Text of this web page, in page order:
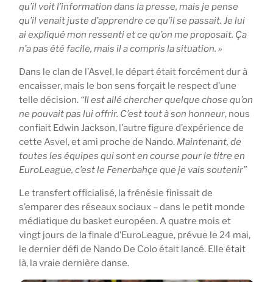
qu’il voit l’information dans la presse, mais je pense
qu’il venait juste d’apprendre ce qu’il se passait. Je lui
ai expliqué mon ressenti et ce qu’on me proposait. Ça
n’a pas été facile, mais il a compris la situation. »
Dans le clan de l’Asvel, le départ était forcément dur à
encaisser, mais le bon sens forçait le respect d’une
telle décision. “Il est allé chercher quelque chose qu’on
ne pouvait pas lui offrir. C’est tout à son honneur, nous
confiait Edwin Jackson, l’autre figure d’expérience de
cette Asvel, et ami proche de Nando. Maintenant, de
toutes les équipes qui sont en course pour le titre en
EuroLeague, c’est le Fenerbahçe que je vais soutenir”
Le transfert officialisé, la frénésie finissait de
s’emparer des réseaux sociaux – dans le petit monde
médiatique du basket européen. A quatre mois et
vingt jours de la finale d’EuroLeague, prévue le 24 mai,
le dernier défi de Nando De Colo était lancé. Elle était
là, la vraie dernière danse.